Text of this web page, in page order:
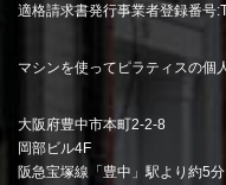
適格請求書発行事業者登録番号
マシンを使ってピラティスの個
大阪府豊中市本町2-2-8
岡部ビル4F
阪急宝塚線「豊中」駅より約5分